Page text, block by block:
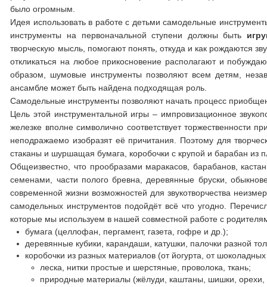
было огромным.
Идея использовать в работе с детьми самодельные
инструменты на первоначальной ступени должны быть
творческую мысль, помогают понять, откуда и как рождаются
откликаться на любое прикосновение располагают и
образом, шумовые инструменты позволяют всем детям,
ансамбле может быть найдена подходящая роль.
Самодельные инструменты позволяют начать процесс
Цель этой инструментальной игры – импровизационное
железке вполне символично соответствует торжественности
неподражаемо изобразят её причитания. Поэтому для
стаканы и шуршащая бумага, коробочки с крупой и барабан из
Общеизвестно, что прообразами маракасов, барабанов,
семенами, части полого бревна, деревянные бруски,
современной жизни возможностей для звукотворчества
самодельных инструментов подойдёт всё что угодно.
которые мы используем в нашей совместной работе с
бумага (целлофан, пергамент, газета, гофре и др.);
деревянные кубики, карандаши, катушки, палочки разной
коробочки из разных материалов (от йогурта, от
леска, нитки простые и шерстяные, проволока, ткань;
природные материалы (жёлуди, каштаны, шишки, орехи,